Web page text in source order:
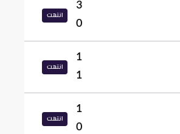
3
0
انتهت
1
1
انتهت
1
0
انتهت